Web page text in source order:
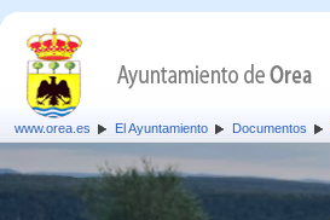
www.orea.es El Ayuntamiento Documentos